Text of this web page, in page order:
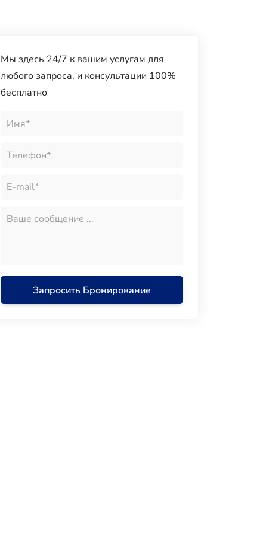
Мы здесь 24/7 к вашим услугам для
любого запроса, и консультации 100%
бесплатно
Запросить Бронирование